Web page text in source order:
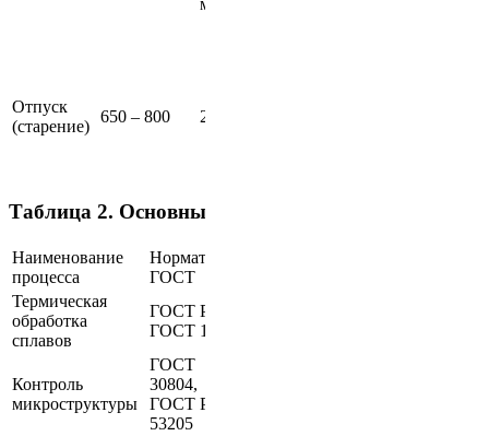
минут
Отпуск
(старение)
650 – 800 2 – 4 часа
Таблица 2. Основные нормативы и ГОСТы
Наименование
процесса
Норматив/
ГОСТ
Термическая
обработка
сплавов
ГОСТ Р 568,
ГОСТ 10595
Контроль
микроструктуры
ГОСТ
30804,
ГОСТ Р
53205